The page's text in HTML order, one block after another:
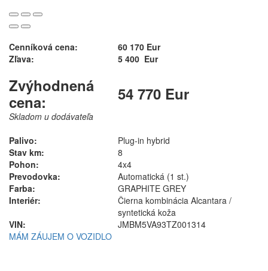
Cenníková cena:
60 170 Eur
Zľava:
5 400 Eur
Zvýhodnená
cena:
54 770 Eur
Skladom u dodávateľa
Palivo:
Plug-in hybrid
Stav km:
8
Pohon:
4x4
Prevodovka:
Automatická (1 st.)
Farba:
GRAPHITE GREY
Interiér:
Čierna kombinácia Alcantara /
syntetická koža
VIN:
JMBM5VA93TZ001314
MÁM ZÁUJEM O VOZIDLO